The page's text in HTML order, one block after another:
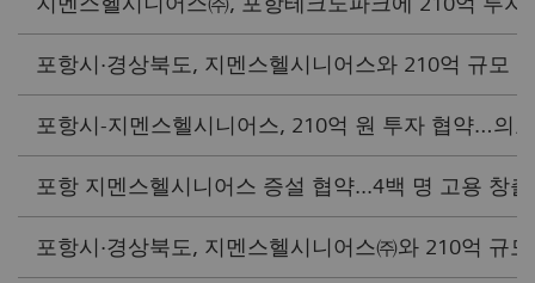
포항시·경상북도, 지멘스헬시니어스와 210억 규모
포항시-지멘스헬시니어스, 210억 원 투자 협약…의
포항 지멘스헬시니어스 증설 협약...4백 명 고용 창
포항시·경상북도, 지멘스헬시니어스㈜와 210억 규